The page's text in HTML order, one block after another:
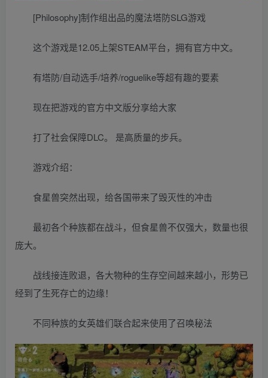
[Philosophy]制作组出品的魔法塔防SLG游戏
这个游戏是12.05上架STEAM平台，拥有官方中文。
有塔防/自动选手/培养/roguelike等超有趣的要素
现在把游戏的官方中文版分享给大家
打了社会保障DLC。 是高质量的步兵。
游戏介绍：
食星兽突然出现，给各国带来了毁灭性的冲击
最初各个种族都在战斗，但食星兽不仅强大，数量也很
庞大。
战线接连败退，各大物种的生存空间越来越小，形势已
经到了生死存亡的边缘！
不同种族的女英雄们联合起来使用了召唤秘法